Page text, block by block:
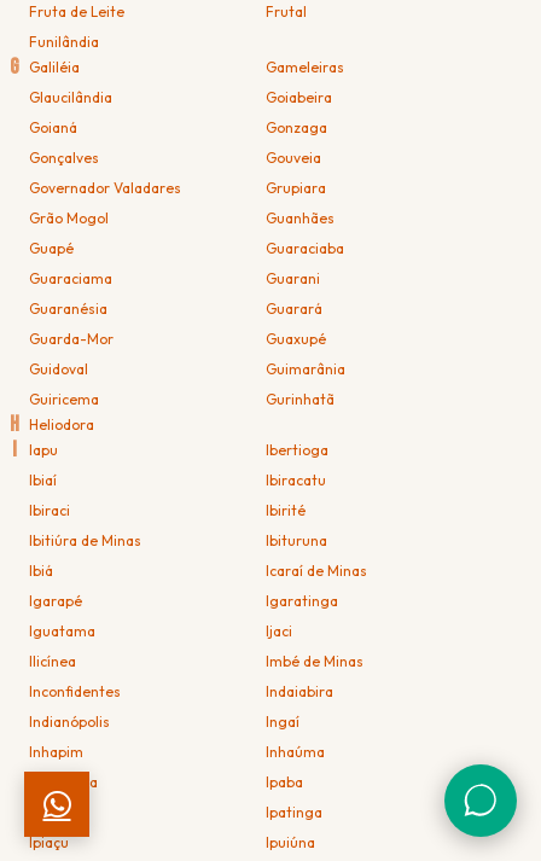
Fruta de Leite
Frutal
Funilândia
G Galiléia
Gameleiras
Glaucilândia
Goiabeira
Goianá
Gonzaga
Gonçalves
Gouveia
Governador Valadares
Grupiara
Grão Mogol
Guanhães
Guapé
Guaraciaba
Guaraciama
Guarani
Guaranésia
Guarará
Guarda-Mor
Guaxupé
Guidoval
Guimarânia
Guiricema
Gurinhatã
H Heliodora
Iapu
Ibertioga
Ibiaí
Ibiracatu
Ibiraci
Ibirité
Ibitiúra de Minas
Ibituruna
Ibiá
Icaraí de Minas
Igarapé
Igaratinga
Iguatama
Ijaci
Ilicínea
Imbé de Minas
Inconfidentes
Indaiabira
Indianópolis
Ingaí
Inhapim
Inhaúma
Inimutaba
Ipaba
Ipanema
Ipatinga
Ipiaçu
Ipuiúna